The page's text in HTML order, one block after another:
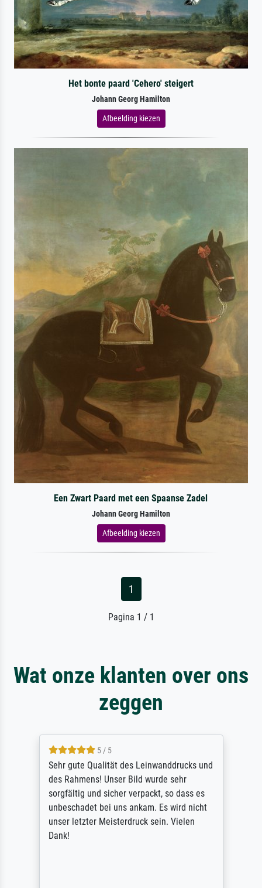
Het bonte paard 'Cehero' steigert
Johann Georg Hamilton
Afbeelding kiezen
Een Zwart Paard met een Spaanse Zadel
Johann Georg Hamilton
Afbeelding kiezen
1
Pagina 1 / 1
Wat onze klanten over ons
zeggen
5 / 5
Sehr gute Qualität des Leinwanddrucks und
des Rahmens! Unser Bild wurde sehr
sorgfältig und sicher verpackt, so dass es
unbeschadet bei uns ankam. Es wird nicht
unser letzter Meisterdruck sein. Vielen
Dank!